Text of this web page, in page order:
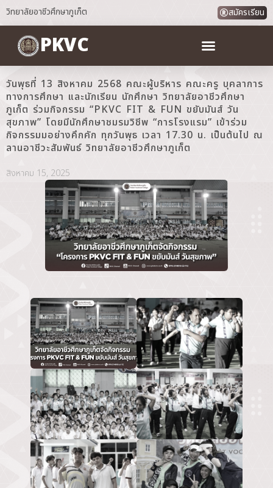
วิทยาลัยอาชีวศึกษาภูเก็ต สมัครเรียน
PKVC
วันพุธที่ 13 สิงหาคม 2568 คณะผู้บริหาร คณะครู บุคลาการ
ทางการศึกษา และนักเรียน นักศึกษา วิทยาลัยอาชีวศึกษา
ภูเก็ต ร่วมกิจกรรม “PKVC FIT & FUN ขยับมันส์ วัน
สุขภาพ” โดยมีนักศึกษาชมรมวิชีพ “การโรงแรม” เข้าร่วม
กิจกรรมมอย่างคึกคัก ทุกวันพุธ เวลา 17.30 น. เป็นต้นไป ณ
ลานอาชีวะสัมพันธ์ วิทยาลัยอาชีวศึกษาภูเก็ต
สิงหาคม 15, 2025